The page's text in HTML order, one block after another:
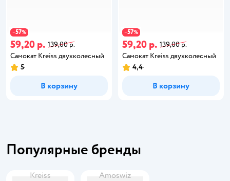
−57%
59,20 р. 139,00 р.
Самокат Kreiss двухколесный
5
В корзину
−57%
59,20 р. 139,00 р.
Самокат Kreiss двухколесный
4,4
В корзину
Популярные бренды
Kreiss Amoswiz